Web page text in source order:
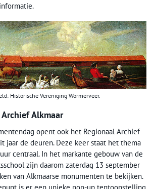
Historische Vereniging Wormerveer.
Alkmaar
opent ook het Regionaal Archief
jaar de deuren. Deze keer staat het thema
centraal. In het markante gebouw van de
zijn daarom zaterdag 13 september
van Alkmaarse monumenten te bekijken.